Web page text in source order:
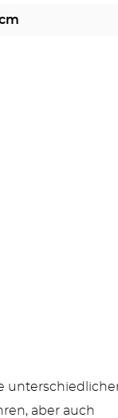
aber auch